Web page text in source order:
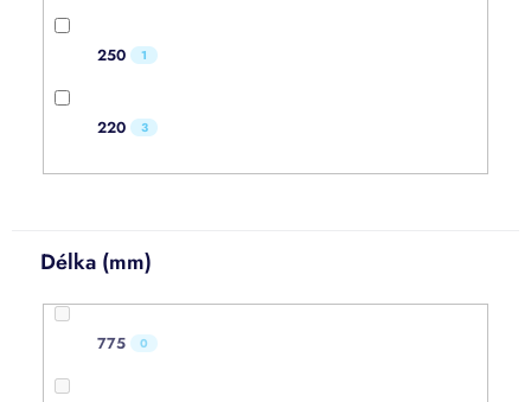
250 1
220 3
Délka (mm)
775 0